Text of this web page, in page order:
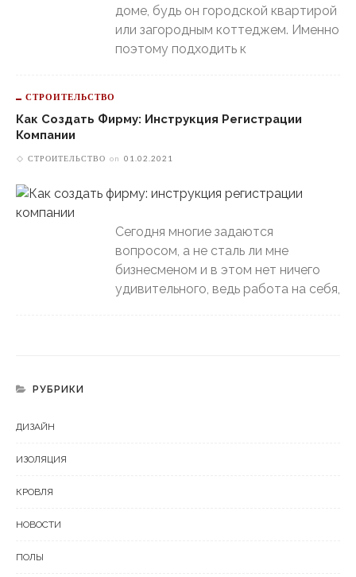
доме, будь он городской квартирой
или загородным коттеджем. Именно
поэтому подходить к
СТРОИТЕЛЬСТВО
Как Создать Фирму: Инструкция Регистрации
Компании
СТРОИТЕЛЬСТВО on 01.02.2021
Сегодня многие задаются
вопросом, а не сталь ли мне
бизнесменом и в этом нет ничего
удивительного, ведь работа на себя,
РУБРИКИ
ДИЗАЙН
ИЗОЛЯЦИЯ
КРОВЛЯ
НОВОСТИ
ПОЛЫ